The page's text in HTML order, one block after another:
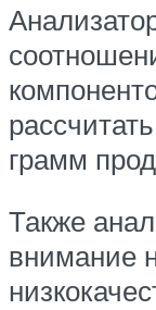
грамм
Также
внимание